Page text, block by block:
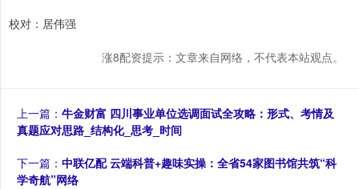
校对：居伟强
涨8配资提示：文章来自网络，不代表本站观点。
上一篇： 牛金财富 四川事业单位选调面试全攻略：形式、考情及
真题应对思路_结构化_思考_时间
下一篇： 中联亿配 云端科普+趣味实操：全省54家图书馆共筑“科
学奇航”网络